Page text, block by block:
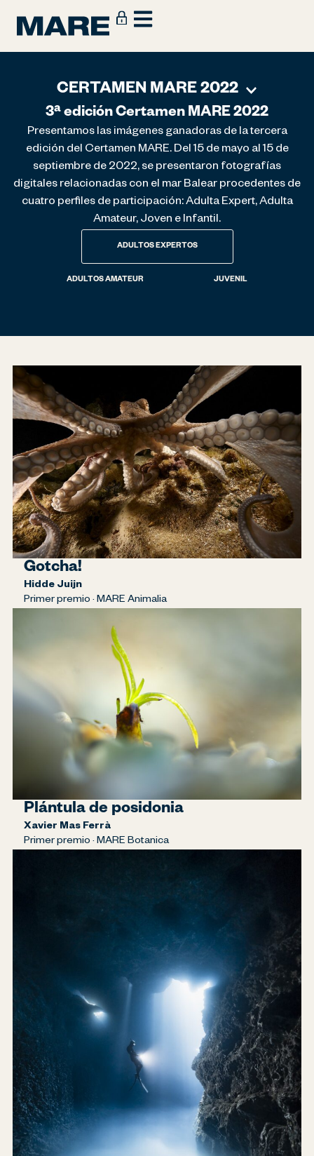
CERTAMEN MARE 2022
3ª edición Certamen MARE 2022
Presentamos las imágenes ganadoras de la tercera
edición del Certamen MARE. Del 15 de mayo al 15 de
septiembre de 2022, se presentaron fotografías
digitales relacionadas con el mar Balear procedentes de
cuatro perfiles de participación: Adulta Expert, Adulta
Amateur, Joven e Infantil.
ADULTOS EXPERTOS
ADULTOS AMATEUR JUVENIL
Gotcha!
Hidde Juijn
Primer premio · MARE Animalia
Plántula de posidonia
Xavier Mas Ferrà
Primer premio · MARE Botanica